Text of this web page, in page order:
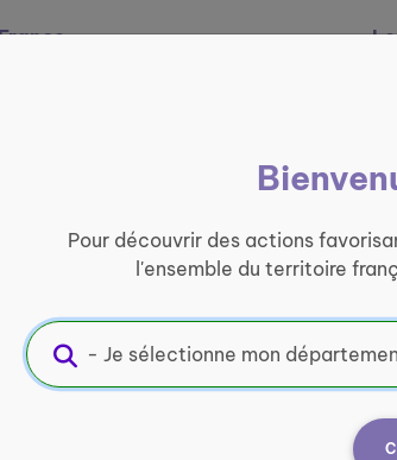
Pour découvrir des actions
l'ensemble du territoire